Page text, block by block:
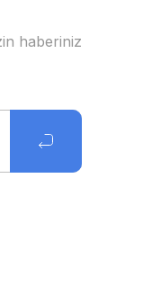
haberiniz